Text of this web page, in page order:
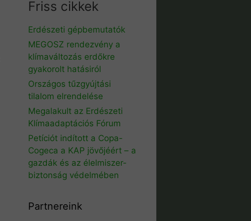
Friss cikkek
Erdészeti gépbemutatók
MEGOSZ rendezvény a
klímaváltozás erdőkre
gyakorolt hatásiról
Országos tűzgyújtási
tilalom elrendelése
Megalakult az Erdészeti
Klímaadaptációs Fórum
Petíciót indított a Copa-
Cogeca a KAP jövőjéért – a
gazdák és az élelmiszer-
biztonság védelmében
Partnereink